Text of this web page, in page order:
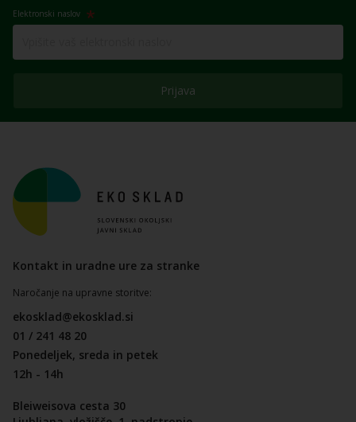
Elektronski naslov
Prijava
Kontakt in uradne ure za stranke
Naročanje na upravne storitve:
ekosklad@ekosklad.si
01 / 241 48 20
Ponedeljek, sreda in petek
12h - 14h
Bleiweisova cesta 30